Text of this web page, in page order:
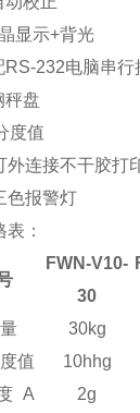
显示+背光
RS-232电脑串行
秤盘
度值
外连接不干胶打
色报警灯
：
FWN-V10-
30
30kg
值
10hhg
A 2g